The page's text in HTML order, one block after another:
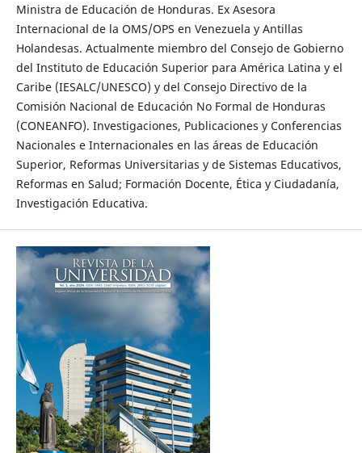
Ministra de Educación de Honduras. Ex Asesora
Internacional de la OMS/OPS en Venezuela y Antillas
Holandesas. Actualmente miembro del Consejo de Gobierno
del Instituto de Educación Superior para América Latina y el
Caribe (IESALC/UNESCO) y del Consejo Directivo de la
Comisión Nacional de Educación No Formal de Honduras
(CONEANFO). Investigaciones, Publicaciones y Conferencias
Nacionales e Internacionales en las áreas de Educación
Superior, Reformas Universitarias y de Sistemas Educativos,
Reformas en Salud; Formación Docente, Ética y Ciudadanía,
Investigación Educativa.